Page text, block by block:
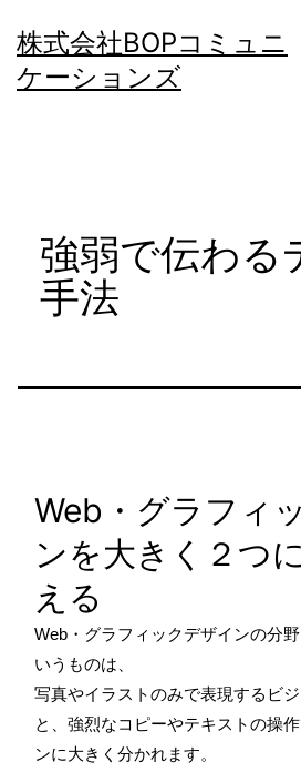
ン
テ
株式会社BOPコミュニ
ケーションズ
強弱で伝わる
手法
Web・グラフィ
ンを大きく２つ
える
Web・グラフィックデザインの分
いうものは、
写真やイラストのみで表現するビ
と、強烈なコピーやテキストの操
ンに大きく分かれます。